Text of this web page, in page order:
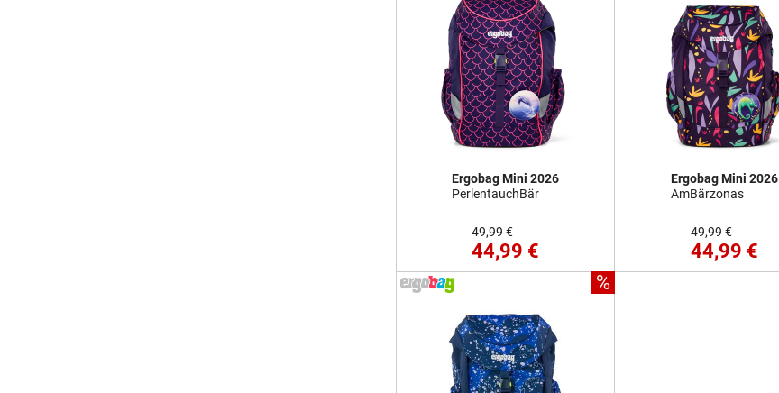
Ergobag Mini 2026
PerlentauchBär
49,99 €
44,99 €
Ergobag Mini 2026
AmBärzonas
49,99 €
44,99 €
%